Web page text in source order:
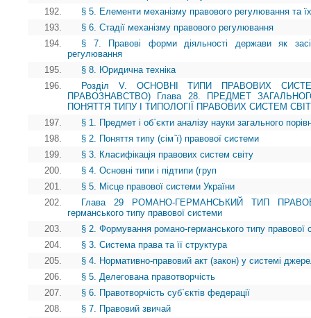
192.
§ 5. Елементи механізму правового регулювання та
193.
§ 6. Стадії механізму правового регулювання
194.
§ 7. Правові форми діяльності держави як
регулювання
195.
§ 8. Юридична техніка
196.
Розділ V. ОСНОВНІ ТИПИ ПРАВОВИХ
ПРАВОЗНАВСТВО) Глава 28. ПРЕДМЕТ
ПОНЯТТЯ ТИПУ І ТИПОЛОГІЇ ПРАВОВИХ СИСТЕМ
197.
§ 1. Предмет і об`єкти аналізу науки загального
198.
§ 2. Поняття типу (сім`ї) правової системи
199.
§ 3. Класифікація правових систем світу
200.
§ 4. Основні типи і підтипи (груп
201.
§ 5. Місце правової системи України
202.
Глава 29 РОМАНО-ГЕРМАНСЬКИЙ ТИП
германського типу правової системи
203.
§ 2. Формування романо-германського типу правової
204.
§ 3. Система права та її структура
205.
§ 4. Нормативно-правовий акт (закон) у системі
206.
§ 5. Делегована правотворчість
207.
§ 6. Правотворчість суб`єктів федерації
208.
§ 7. Правовий звичай